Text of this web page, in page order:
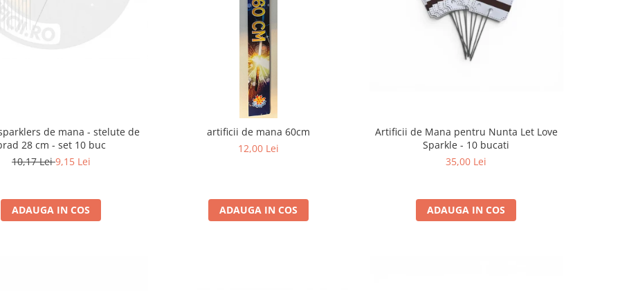
de mana - stelute de
28 cm - set 10 buc
10,17 Lei9,15 Lei
ADAUGA IN COS
artificii de mana 60cm
12,00 Lei
ADAUGA IN COS
Artificii de Mana pentru Nunta Let Love
Sparkle - 10 bucati
35,00 Lei
ADAUGA IN COS